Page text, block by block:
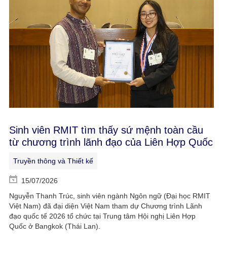
Sinh viên RMIT tìm thấy sứ mệnh toàn cầu
từ chương trình lãnh đạo của Liên Hợp Quốc
Truyền thông và Thiết kế
15/07/2026
Nguyễn Thanh Trúc, sinh viên ngành Ngôn ngữ (Đại học RMIT
Việt Nam) đã đại diện Việt Nam tham dự Chương trình Lãnh
đạo quốc tế 2026 tổ chức tại Trung tâm Hội nghị Liên Hợp
Quốc ở Bangkok (Thái Lan).